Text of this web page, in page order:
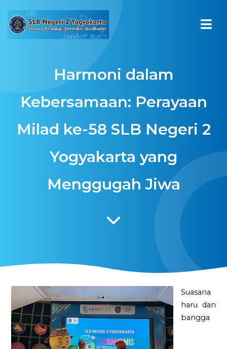
Harmoni dalam
Kebersamaan: Perayaan
Milad ke-58 SLB Negeri 2
Yogyakarta yang
Menggugah Jiwa
Suasana
haru dan
bangga